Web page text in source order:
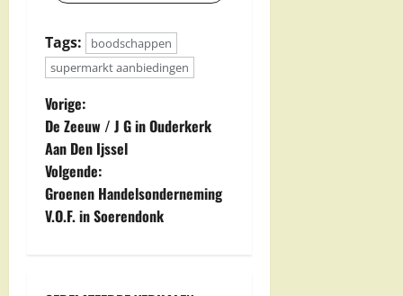
Tags:
boodschappen
supermarkt aanbiedingen
B
e
r
i
Vorige:
De Zeeuw / J G in Ouderkerk
Aan Den Ijssel
Volgende:
Groenen Handelsonderneming
V.O.F. in Soerendonk